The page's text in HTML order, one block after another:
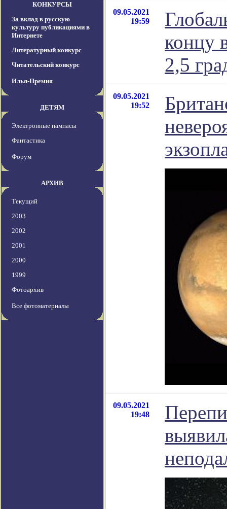
КОНКУРСЫ
За вклад в русскую
культуру публикациями в
Интернете
Литературный конкурс
Читательский конкурс
Илья-Премия
ДЕТЯМ
Электронные пампасы
Фантастика
Форум
АРХИВ
Текущий
2003
2002
2001
2000
1999
Фотоархив
Все фотоматериалы
09.05.2021
19:59
концу
2,5
09.05.2021
19:52
09.05.2021
19:48